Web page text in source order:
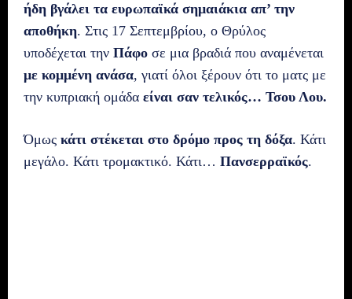
ήδη βγάλει τα ευρωπαϊκά σημαιάκια απ’ την
αποθήκη. Στις 17 Σεπτεμβρίου, ο Θρύλος
υποδέχεται την Πάφο σε μια βραδιά που αναμένεται
με κομμένη ανάσα, γιατί όλοι ξέρουν ότι το ματς με
την κυπριακή ομάδα είναι σαν τελικός… Τσου Λου.
Όμως κάτι στέκεται στο δρόμο προς τη δόξα. Κάτι
μεγάλο. Κάτι τρομακτικό. Κάτι… Πανσερραϊκός.